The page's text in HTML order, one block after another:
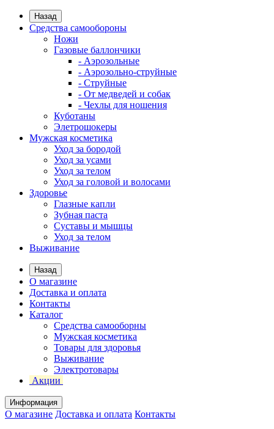
Назад
Средства самообороны
Ножи
Газовые баллончики
- Аэрозольные
- Аэрозольно-струйные
- Струйные
- От медведей и собак
- Чехлы для ношения
Куботаны
Элетрошокеры
Мужская косметика
Уход за бородой
Уход за усами
Уход за телом
Уход за головой и волосами
Здоровье
Глазные капли
Зубная паста
Суставы и мышцы
Уход за телом
Выживание
Назад
О магазине
Доставка и оплата
Контакты
Каталог
Средства самооборны
Мужская косметика
Товары для здоровья
Выживание
Электротовары
Акции
Информация
О магазине Доставка и оплата Контакты